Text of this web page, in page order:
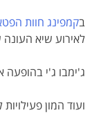
בקמפינג חוות
לאירוע שיא העונה
ג'ימבו ג'י בהופעה
ועוד המון